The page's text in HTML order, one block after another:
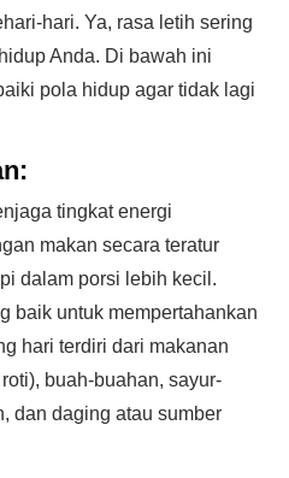
hari. Ya, rasa letih sering
Anda. Di bawah ini
pola hidup agar tidak lagi
tingkat energi
makan secara teratur
dalam porsi lebih kecil.
baik untuk mempertahankan
hari terdiri dari makanan
buah-buahan, sayur-
dan daging atau sumber